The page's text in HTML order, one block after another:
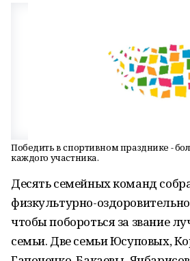
Победить в спортивном празднике -
каждого участника.
Десять семейных команд
физкультурно-
чтобы побороться за звание
семьи. Две семьи Юсуповых,